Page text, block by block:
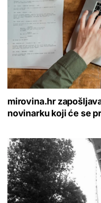
mirovina.hr
novinarku koji će se